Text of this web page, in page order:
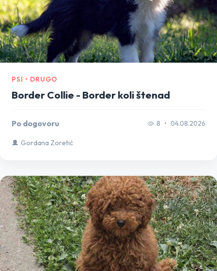
PSI • DRUGO
Border Collie - Border koli štenad
Po dogovoru 8 • 04.08.2026
Gordana Zoretić